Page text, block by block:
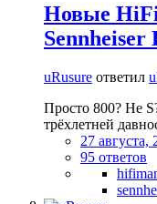
Новые
Sennheiser
uRusure ответил
Просто 800? Не
трёхлетней
27 августа,
95 ответов